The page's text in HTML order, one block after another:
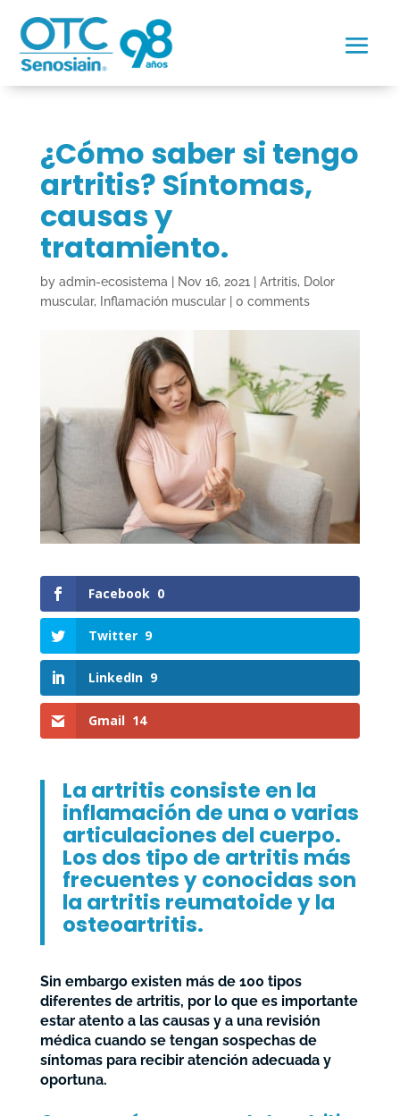
¿Cómo saber si tengo
artritis? Síntomas,
causas y
tratamiento.
by admin-ecosistema Nov 16, 2021 Artritis, Dolor
muscular, Inflamación muscular| 0 comments
Facebook 0
Twitter 9
LinkedIn 9
Gmail 14
La artritis consiste en la
inflamación de una o varias
articulaciones del cuerpo.
Los dos tipo de artritis más
frecuentes y conocidas son
la artritis reumatoide y la
osteoartritis.
Sin embargo existen más de 100 tipos
diferentes de artritis, por lo que es importante
estar atento a las causas y a una revisión
médica cuando se tengan sospechas de
síntomas para recibir atención adecuada y
oportuna.